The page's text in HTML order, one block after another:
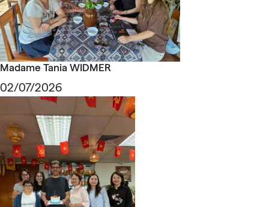
Madame Tania WIDMER
02/07/2026